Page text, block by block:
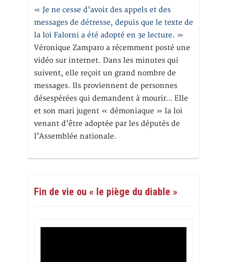
« Je ne cesse d’avoir des appels et des
messages de détresse, depuis que le texte de
la loi Falorni a été adopté en 3e lecture. »
Véronique Zamparo a récemment posté une
vidéo sur internet. Dans les minutes qui
suivent, elle reçoit un grand nombre de
messages. Ils proviennent de personnes
désespérées qui demandent à mourir… Elle
et son mari jugent « démoniaque » la loi
venant d’être adoptée par les députés de
l’Assemblée nationale.
Fin de vie ou « le piège du diable »